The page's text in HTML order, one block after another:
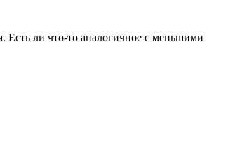
Есть ли что-то аналогичное с меньшими